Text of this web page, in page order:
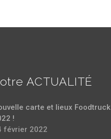
ACTUALITÉ
carte et lieux Foodtruck
!
février 2022